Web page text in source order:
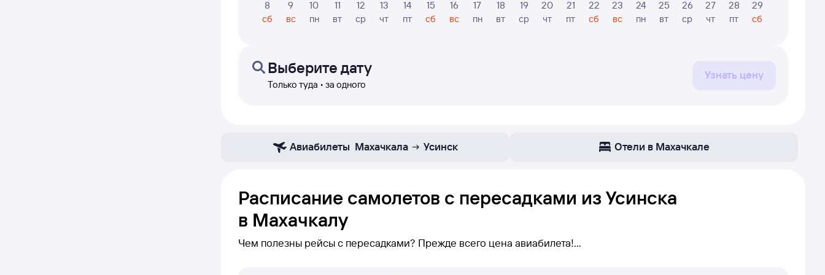
8
сб
9
вс
10
пн
11
вт
12
ср
13
чт
14
пт
15
сб
16
вс
17
пн
18
вт
19
ср
20
чт
21
пт
22
сб
23
вс
24
пн
25
вт
26
ср
27
чт
28
пт
29
сб
Выберите дату
Только туда • за одного
Узнать цену
Авиабилеты Махачкала Усинск Отели в Махачкале
Расписание самолетов с пересадками из Усинска
в Махачкалу
Чем полезны рейсы с пересадками? Прежде всего цена авиабилета!